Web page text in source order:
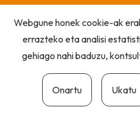
Webgune honek cookie-ak
errazteko eta analisi
gehiago nahi baduzu,
Onartu Ukatu